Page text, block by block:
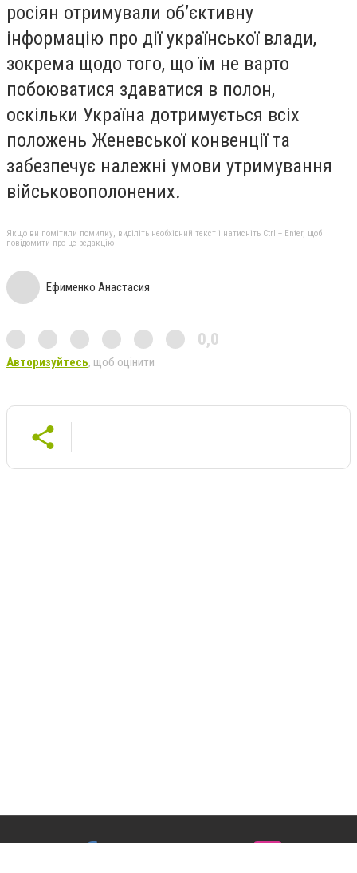
росіян отримували об’єктивну
інформацію про дії української влади,
зокрема щодо того, що їм не варто
побоюватися здаватися в полон,
оскільки Україна дотримується всіх
положень Женевської конвенції та
забезпечує належні умови утримування
військовополонених.
Якщо ви помітили помилку, виділіть необхідний текст і натисніть Ctrl + Enter, щоб
повідомити про це редакцію
Ефименко Анастасия
0,0
Авторизуйтесь, щоб оцінити